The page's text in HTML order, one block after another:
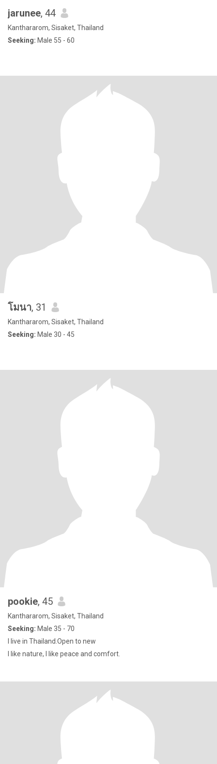
jarunee, 44
Kanthararom, Sisaket, Thailand
Seeking: Male 55 - 60
โมนา, 31
Kanthararom, Sisaket, Thailand
Seeking: Male 30 - 45
pookie, 45
Kanthararom, Sisaket, Thailand
Seeking: Male 35 - 70
I live in Thailand.Open to new
I like nature, I like peace and comfort.